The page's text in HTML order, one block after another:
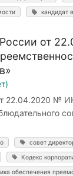
кандидат
от
22.04.2020 №
совет
Кодекс
обеспечения